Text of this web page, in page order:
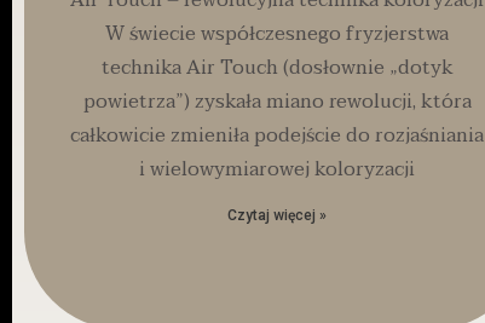
W świecie współczesnego fryzjerstwa
technika Air Touch (dosłownie „dotyk
powietrza”) zyskała miano rewolucji, która
całkowicie zmieniła podejście do rozjaśniania
i wielowymiarowej koloryzacji
Czytaj więcej »